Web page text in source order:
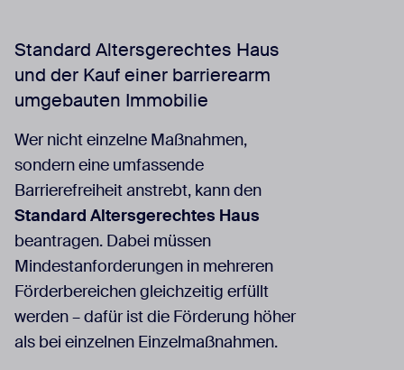
Standard Altersgerechtes Haus
und der Kauf einer barrierearm
umgebauten Immobilie
Wer nicht einzelne Maßnahmen,
sondern eine umfassende
Barrierefreiheit anstrebt, kann den
Standard Altersgerechtes Haus
beantragen. Dabei müssen
Mindestanforderungen in mehreren
Förderbereichen gleichzeitig erfüllt
werden – dafür ist die Förderung höher
als bei einzelnen Einzelmaßnahmen.